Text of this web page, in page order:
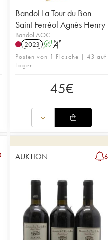
Bandol La Tour du Bon
Saint Ferréol Agnès Henry
Bandol AOC
2023 A S
Posten von 1 Flasche | 43 auf
Lager
45€
AUKTION 6